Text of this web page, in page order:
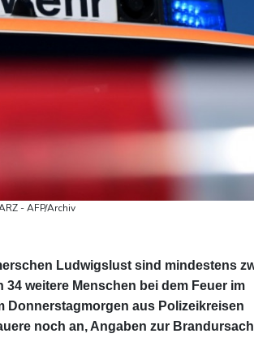
- AFP/Archiv
Ludwigslust sind mindestens
weitere Menschen bei dem Feuer im
Donnerstagmorgen aus Polizeikreisen
noch an, Angaben zur